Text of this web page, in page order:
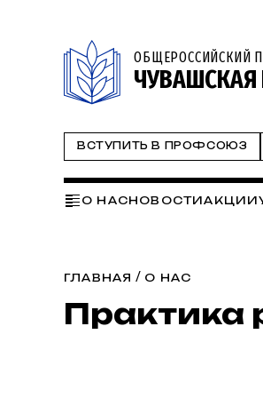
ОБЩЕРОССИЙСКИЙ
ЧУВАШСКАЯ
ВСТУПИТЬ В ПРОФСОЮЗ
О НАСНОВОСТИАКЦИИ
ИНФОРМАЦИОННАЯ
СТУДЕНЧЕСКИЙ
ГЛАВНАЯ / О НАС
Практика